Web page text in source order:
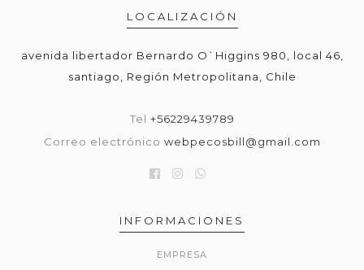
LOCALIZACIÓN
avenida libertador Bernardo O`Higgins 980, local 46,
santiago, Región Metropolitana, Chile
Tel +56229439789
Correo electrónico webpecosbill@gmail.com
INFORMACIONES
EMPRESA